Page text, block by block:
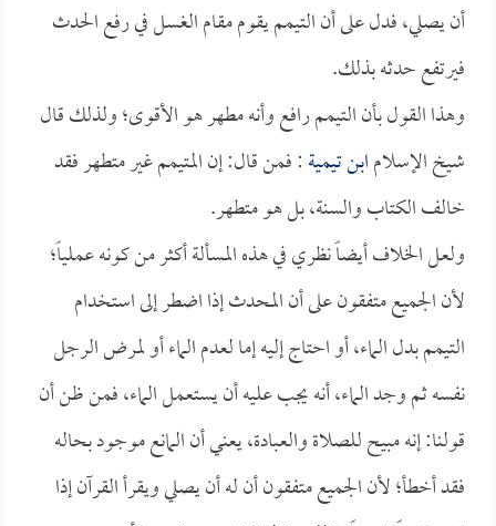
أن يصلي، فدل على أن التيمم يقوم مقام الغسل في رفع الحدث
فيرتفع حدثه بذلك.
وهذا القول بأن التيمم رافع وأنه مطهر هو الأقوى؛ ولذلك قال
شيخ الإسلامابن تيمية: فمن قال: إن المتيمم غير متطهر فقد
خالف الكتاب والسنة، بل هو متطهر.
ولعل الخلاف أيضاً نظري في هذه المسألة أكثر من كونه عملياً؛
لأن الجميع متفقون على أن المحدث إذا اضطر إلى استخدام
التيمم بدل الماء، أو احتاج إليه إما لعدم الماء أو لمرض الرجل
نفسه ثم وجد الماء، أنه يجب عليه أن يستعمل الماء، فمن ظن أن
قولنا: إنه مبيح للصلاة والعبادة، يعني أن المانع موجود بحاله
فقد أخطأ؛ لأن الجميع متفقون أن له أن يصلي ويقرأ القرآن إذا